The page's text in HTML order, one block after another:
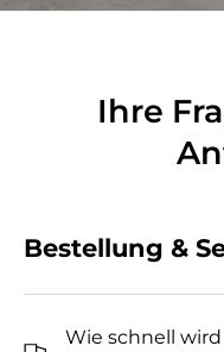
Ihre
Bestellung &
Wie schnell